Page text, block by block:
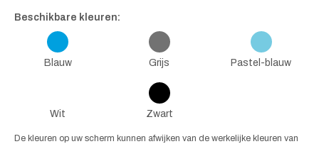
Beschikbare kleuren:
Blauw Grijs Pastel-blauw
Wit Zwart
De kleuren op uw scherm kunnen afwijken van de werkelijke kleuren van